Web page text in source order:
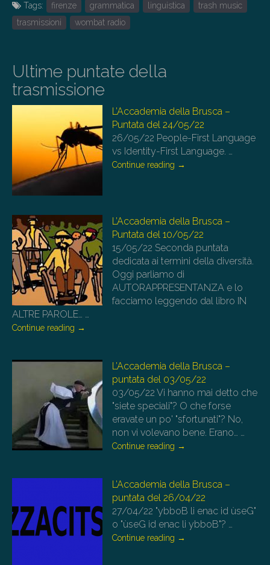
Tags: firenze grammatica linguistica
trash music
trasmissioni
wombat radio
Ultime puntate della
trasmissione
L’Accademia della Brusca –
Puntata del 24/05/22
26/05/22 People-First Language
vs Identity-First Language. …
Continue reading →
L’Accademia della Brusca –
Puntata del 10/05/22
15/05/22 Seconda puntata
dedicata ai termini della diversità.
Oggi parliamo di
AUTORAPPRESENTANZA e lo
facciamo leggendo dal libro IN
ALTRE PAROLE… …
Continue reading →
L’Accademia della Brusca –
puntata del 03/05/22
03/05/22 Vi hanno mai detto che
"siete speciali"? O che forse
eravate un po' "sfortunati"? No,
non vi volevano bene. Erano… …
Continue reading →
L’Accademia della Brusca –
puntata del 26/04/22
27/04/22 "ybboB li enac id ùseG"
o "ùseG id enac li ybboB"? …
Continue reading →